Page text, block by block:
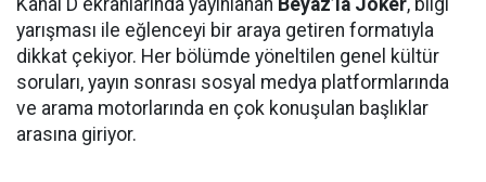
Kanal D ekranlarında yayınlanan Beyaz’la Joker, bilgi
yarışması ile eğlenceyi bir araya getiren formatıyla
dikkat çekiyor. Her bölümde yöneltilen genel kültür
soruları, yayın sonrası sosyal medya platformlarında
ve arama motorlarında en çok konuşulan başlıklar
arasına giriyor.